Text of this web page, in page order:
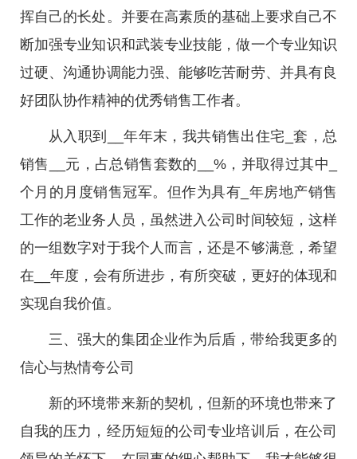
挥自己的长处。并要在高素质的基础上要求自己不
断加强专业知识和武装专业技能，做一个专业知识
过硬、沟通协调能力强、能够吃苦耐劳、并具有良
好团队协作精神的优秀销售工作者。
从入职到__年年末，我共销售出住宅_套，总
销售__元，占总销售套数的__%，并取得过其中_
个月的月度销售冠军。但作为具有_年房地产销售
工作的老业务人员，虽然进入公司时间较短，这样
的一组数字对于我个人而言，还是不够满意，希望
在__年度，会有所进步，有所突破，更好的体现和
实现自我价值。
三、强大的集团企业作为后盾，带给我更多的
信心与热情夸公司
新的环境带来新的契机，但新的环境也带来了
自我的压力，经历短短的公司专业培训后，在公司